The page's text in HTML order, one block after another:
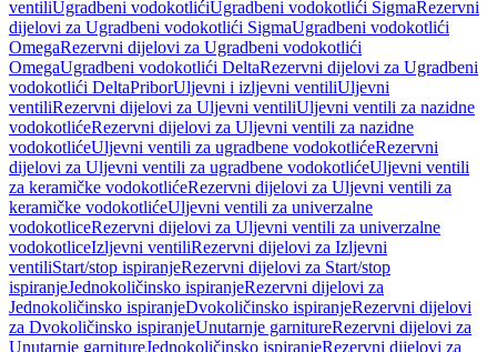
ventiliUgradbeni vodokotlićiUgradbeni vodokotlići SigmaRezervni
dijelovi za Ugradbeni vodokotlići SigmaUgradbeni vodokotlići
OmegaRezervni dijelovi za Ugradbeni vodokotlići
OmegaUgradbeni vodokotlići DeltaRezervni dijelovi za Ugradbeni
vodokotlići DeltaPriborUljevni i izljevni ventiliUljevni
ventiliRezervni dijelovi za Uljevni ventiliUljevni ventili za nazidne
vodokotlićeRezervni dijelovi za Uljevni ventili za nazidne
vodokotlićeUljevni ventili za ugradbene vodokotlićeRezervni
dijelovi za Uljevni ventili za ugradbene vodokotlićeUljevni ventili
za keramičke vodokotlićeRezervni dijelovi za Uljevni ventili za
keramičke vodokotlićeUljevni ventili za univerzalne
vodokotliceRezervni dijelovi za Uljevni ventili za univerzalne
vodokotliceIzljevni ventiliRezervni dijelovi za Izljevni
ventiliStart/stop ispiranjeRezervni dijelovi za Start/stop
ispiranjeJednokoličinsko ispiranjeRezervni dijelovi za
Jednokoličinsko ispiranjeDvokoličinsko ispiranjeRezervni dijelovi
za Dvokoličinsko ispiranjeUnutarnje garnitureRezervni dijelovi za
Unutarnje garnitureJednokoličinsko ispiranjeRezervni dijelovi za